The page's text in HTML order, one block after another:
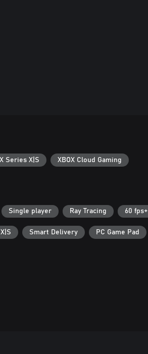
Series X|S XBOX Cloud Gaming
Single player Ray Tracing 60 fps+
Smart Delivery PC Game Pad